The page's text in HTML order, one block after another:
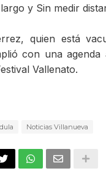
y Sin medir
quien está
con una agenda
Vallenato.
Noticias Villanueva